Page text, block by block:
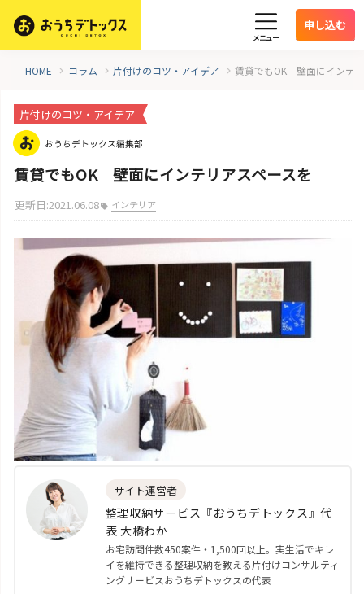
メニュー
申し込む
HOME コラム 片付けのコツ・アイデア 賃貸でもOK 壁面にインテ
片付けのコツ・アイデア
おうちデトックス編集部
賃貸でもOK 壁面にインテリアスペースを
更新日:2021.06.08 インテリア
サイト運営者
整理収納サービス『おうちデトックス』代
表 大橋わか
お宅訪問件数450案件・1,500回以上。実生活でキレ
イを維持できる整理収納を教える片付けコンサルティ
ングサービスおうちデトックスの代表